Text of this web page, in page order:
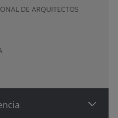
DE ARQUITECTOS